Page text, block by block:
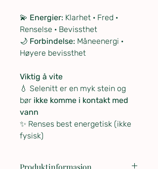
💫 Energier: Klarhet · Fred ·
Renselse · Bevissthet
🌙 Forbindelse: Måneenergi ·
Høyere bevissthet
Viktig å vite
💧 Selenitt er en myk stein og
bør ikke komme i kontakt med
vann
✨ Renses best energetisk (ikke
fysisk)
Produktinformasjon